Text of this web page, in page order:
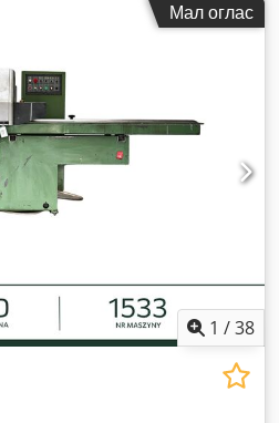
Мал оглас
1 /38